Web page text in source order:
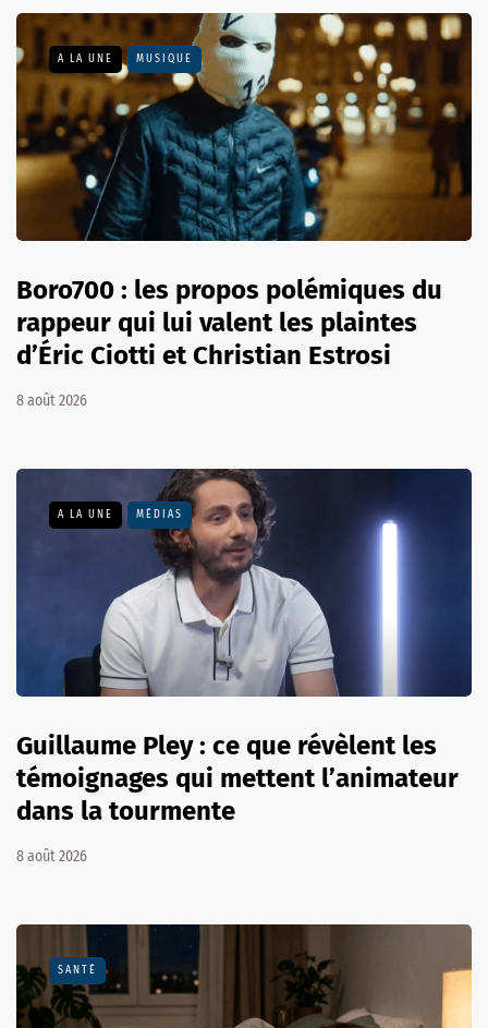
A LA UNE MUSIQUE
Boro700 : les propos polémiques du
rappeur qui lui valent les plaintes
d’Éric Ciotti et Christian Estrosi
8 août 2026
A LA UNE MÉDIAS
Guillaume Pley : ce que révèlent les
témoignages qui mettent l’animateur
dans la tourmente
8 août 2026
SANTÉ